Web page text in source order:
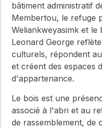
bâtiment administratif
Membertou, le refuge
Weliankweyasimk et le
Leonard George
culturels, répondent
et créent des espaces
d'appartenance.
Le bois est une
associé à l'abri et au
de rassemblement, de